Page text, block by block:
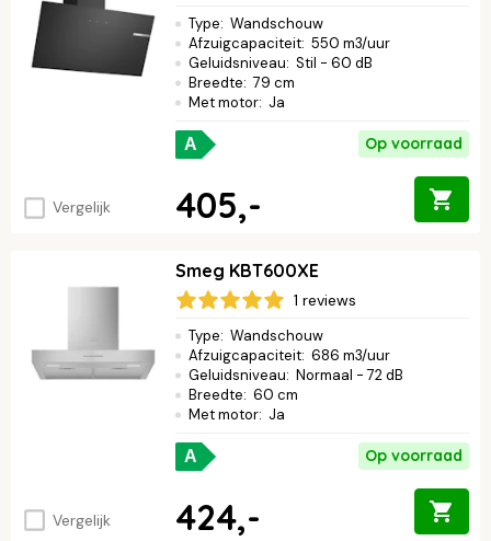
Vergelijk
Type: Wandschouw
Afzuigcapaciteit: 550 m3/uur
Geluidsniveau: Stil - 60 dB
Breedte: 79 cm
Met motor: Ja
A Op voorraad
405,-
Vergelijk
Smeg KBT600XE
1 reviews
Type: Wandschouw
Afzuigcapaciteit: 686 m3/uur
Geluidsniveau: Normaal - 72 dB
Breedte: 60 cm
Met motor: Ja
A Op voorraad
424,-